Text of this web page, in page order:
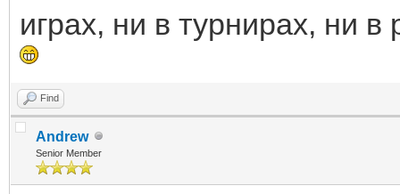
играх, ни в турнирах, ни в
Find
Andrew
Senior Member